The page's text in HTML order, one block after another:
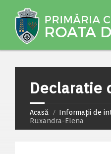
Declaratie
Acasă Informații de
Ruxandra-Elena